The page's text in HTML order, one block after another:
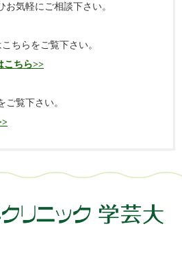
お気軽にご相談下さい。
ちらをご覧下さい。
こちら
ご覧下さい。